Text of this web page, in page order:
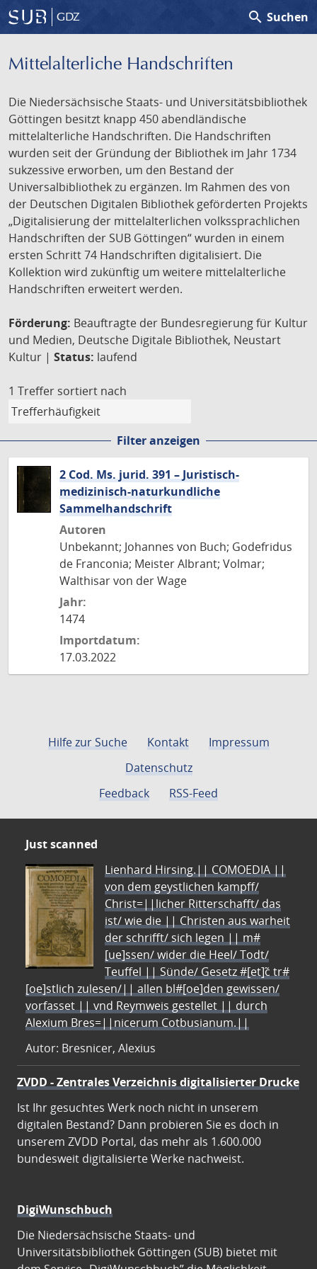
GDZ search Suchen
Mittelalterliche Handschriften
Die Niedersächsische Staats- und Universitätsbibliothek
Göttingen besitzt knapp 450 abendländische
mittelalterliche Handschriften. Die Handschriften
wurden seit der Gründung der Bibliothek im Jahr 1734
sukzessive erworben, um den Bestand der
Universalbibliothek zu ergänzen. Im Rahmen des von
der Deutschen Digitalen Bibliothek geförderten Projekts
„Digitalisierung der mittelalterlichen volkssprachlichen
Handschriften der SUB Göttingen“ wurden in einem
ersten Schritt 74 Handschriften digitalisiert. Die
Kollektion wird zukünftig um weitere mittelalterliche
Handschriften erweitert werden.
Förderung: Beauftragte der Bundesregierung für Kultur
und Medien, Deutsche Digitale Bibliothek, Neustart
Kultur | Status: laufend
1 Treffer sortiert nach
Filter anzeigen
2 Cod. Ms. jurid. 391 – Juristisch-
medizinisch-naturkundliche
Sammelhandschrift
Autoren
Unbekannt; Johannes von Buch; Godefridus
de Franconia; Meister Albrant; Volmar;
Walthisar von der Wage
Jahr:
1474
Importdatum:
17.03.2022
Hilfe zur Suche Kontakt
Impressum
Datenschutz
Feedback
RSS-Feed
Just scanned
Lienhard Hirsing.|| COMOEDIA ||
von dem geystlichen kampff/
Christ=||licher Ritterschafft/ das
ist/ wie die || Christen aus warheit
der schrifft/ sich legen || m#
[ue]ssen/ wider die Heel/ Todt/
Teuffel || Sünde/ Gesetz #[et]c̃ tr#
[oe]stlich zulesen/|| allen bl#[oe]den gewissen/
vorfasset || vnd Reymweis gestellet || durch
Alexium Bres=||nicerum Cotbusianum.||
Autor: Bresnicer, Alexius
ZVDD - Zentrales Verzeichnis digitalisierter Drucke
Ist Ihr gesuchtes Werk noch nicht in unserem
digitalen Bestand? Dann probieren Sie es doch in
unserem ZVDD Portal, das mehr als 1.600.000
bundesweit digitalisierte Werke nachweist.
DigiWunschbuch
Die Niedersächsische Staats- und
Universitätsbibliothek Göttingen (SUB) bietet mit